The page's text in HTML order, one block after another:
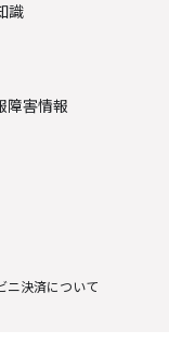
識
障害情報
ニ決済について